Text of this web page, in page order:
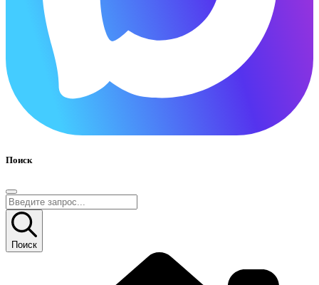
Поиск
Поиск